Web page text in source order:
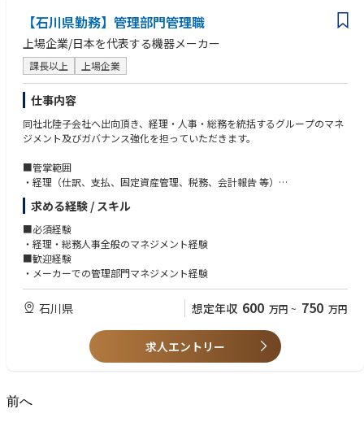
【石川県勤務】管理部門管理職
上場企業/日本を代表する機器メーカー
課長以上 上場企業
仕事内容
同社北陸子会社へ出向頂き、経理・人事・総務を統括するグループのマネ
ジメント及びガバナンス強化を担っていただきます。
■管掌範囲
・経理（仕訳、支払、固定資産管理、税務、会計報告 等）
・原価計算
・給与計算・社会保険・退職金管理手続き（従業員人数：約80名）
・採用関連（新卒・中途採用の募集～内定・研修）
・総務関連（資産管理、BCP、営繕、庶務関連など）
管理部門：計4名
求める経験 / スキル
■必須経験
・経理・総務人事全般のマネジメント経験
■歓迎経験
・メーカーでの管理部門マネジメント経験
石川県 想定年収 600 万円 ~ 750 万円
求人エントリー
前へ